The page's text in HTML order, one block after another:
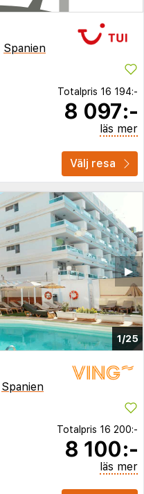
Spanien
Totalpris 16 194:-
8 097:-
läs mer
Välj resa
1/25
▶︎
Spanien
Totalpris 16 200:-
8 100:-
läs mer